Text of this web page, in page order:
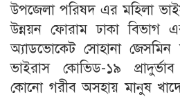
উপজেলা পরিষদ এর মহিলা
উন্নয়ন ফোরাম ঢাকা বিভাগ
অ্যাডভোকেট সোহানা
ভাইরাস কোভিড-১৯
কোনো গরীব অসহায় মানুষ